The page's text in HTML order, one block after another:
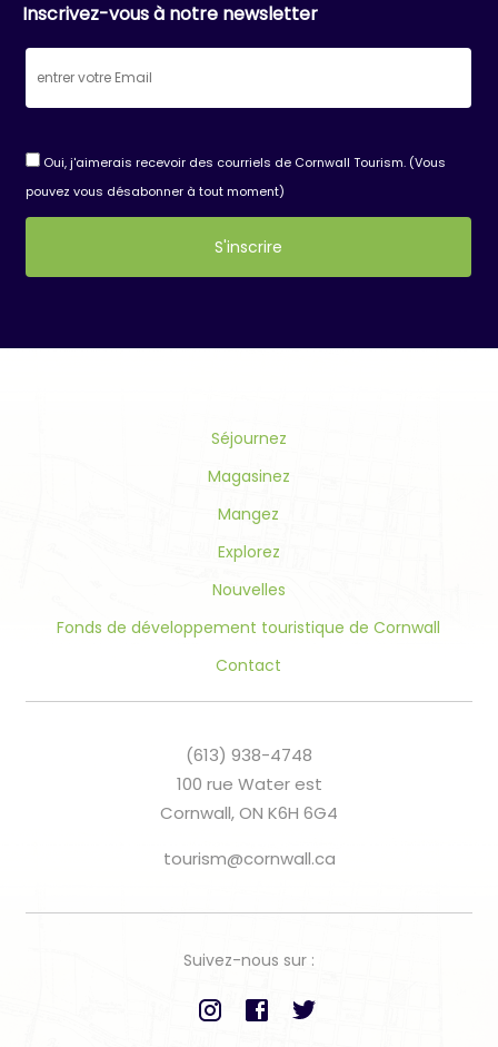
Inscrivez-vous à notre newsletter
Oui, j'aimerais recevoir des courriels de Cornwall Tourism. (Vous
pouvez vous désabonner à tout moment)
Séjournez
Magasinez
Mangez
Explorez
Nouvelles
Fonds de développement touristique de Cornwall
Contact
(613) 938-4748
100 rue Water est
Cornwall, ON K6H 6G4
tourism@cornwall.ca
Suivez-nous sur :